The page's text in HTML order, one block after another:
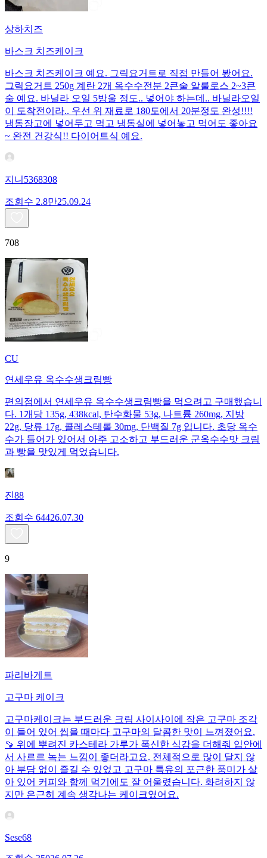
상하치즈
바스크 치즈케이크
바스크 치즈케이크 예요. 그릭요거트로 직접 만들어 봤어요.
그릭요거트 250g 계란 2개 옥수수전분 2큰술 알룰로스 2~3큰
술 예요. 바닐라 오일 5방울 정도.. 넣어야 하는데.. 바닐라오일
이 도착전이라.. 우선 위 재료로 180도에서 20분정도 완성!!!!
냉동장고에 넣어두고 먹고 냉동실에 넣어놓고 먹어도 좋아요
~ 완전 건강식!! 다이어트식 예요.
지니5368308
조회수 2.8만25.09.24
708
CU
연세우유 옥수수생크림빵
편의점에서 연세우유 옥수수생크림빵을 먹으려고 구매했습니
다. 1개당 135g, 438kcal, 탄수화물 53g, 나트륨 260mg, 지방
22g, 당류 17g, 콜레스테롤 30mg, 단백질 7g 입니다. 초당 옥수
수가 들어가 있어서 아주 고소하고 부드러운 군옥수수맛 크림
과 빵을 맛있게 먹었습니다.
진88
조회수 64426.07.30
9
파리바게트
고구마 케이크
고구마케이크는 부드러운 크림 사이사이에 작은 고구마 조각
이 들어 있어 씹을 때마다 고구마의 달콤한 맛이 느껴졌어요.
🍠 위에 뿌려진 카스테라 가루가 폭신한 식감을 더해줘 입안에
서 사르르 녹는 느낌이 좋더라고요. 전체적으로 많이 달지 않
아 부담 없이 즐길 수 있었고 고구마 특유의 포근한 풍미가 살
아 있어 커피와 함께 먹기에도 잘 어울렸습니다. 화려하지 않
지만 은근히 계속 생각나는 케이크였어요.
Sese68